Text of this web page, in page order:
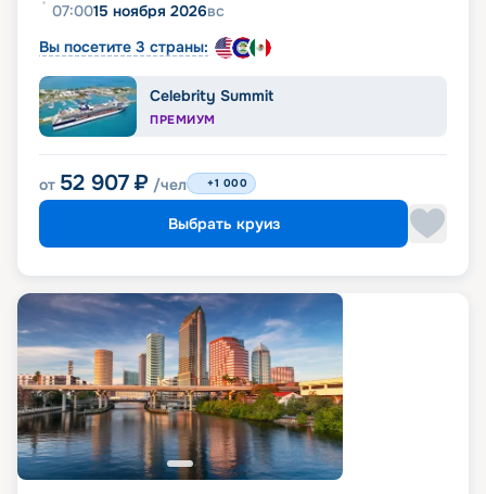
07:0015 ноября 2026вс
Вы посетите 3 страны:
Celebrity Summit
ПРЕМИУМ
от 52 907 ₽ /чел +1 000
Выбрать круиз